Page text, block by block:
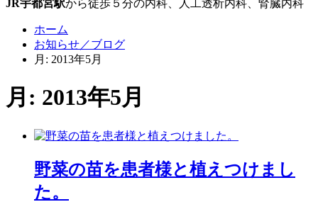
JR宇都宮駅から徒歩５分の内科、人工透析内科、腎臓内科
ホーム
お知らせ／ブログ
月: 2013年5月
月: 2013年5月
野菜の苗を患者様と植えつけまし
た。